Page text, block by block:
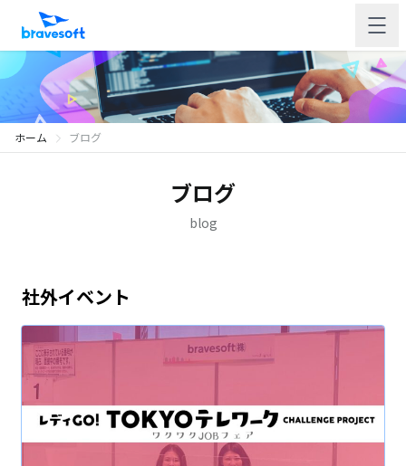
ホーム ブログ
ブログ
blog
社外イベント